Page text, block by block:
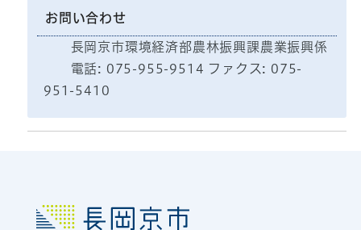
お問い合わせ
長岡京市環境経済部農林振興課農業振興係
電話: 075-955-9514 ファクス: 075-
951-5410